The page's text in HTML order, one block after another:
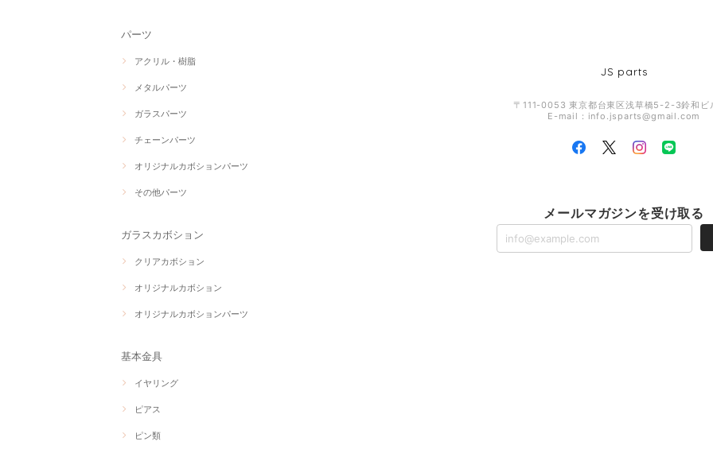
パーツ
アクリル・樹脂
メタルパーツ
ガラスパーツ
チェーンパーツ
オリジナルカボションパーツ
その他パーツ
ガラスカボション
クリアカボション
オリジナルカボション
オリジナルカボションパーツ
基本金具
イヤリング
ピアス
ピン類
JS parts
〒111-0053 東京都台東区浅草橋5-2-3鈴和ビ
E-mail： info.jsparts@gmail.com
メールマガジンを受け取る